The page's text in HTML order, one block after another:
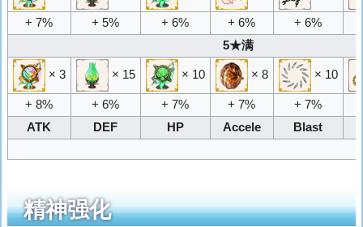
+ 7% + 5% + 6% + 6%
+ 6%
5★满
× 3 × 15 × 10 × 8 × 10
+ 8% + 6% + 7% + 7%
+ 7%
ATK
DEF HP Accele Blast
精神强化